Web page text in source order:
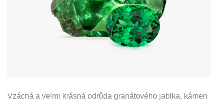
Vzácná a velmi krásná odrůda granátového jablka, kámen